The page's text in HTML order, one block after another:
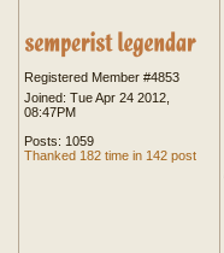
Registered Member #4853
Joined: Tue Apr 24 2012,
08:47PM
Posts: 1059
Thanked 182 time in 142 post